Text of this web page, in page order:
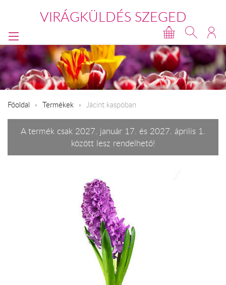
VIRÁGKÜLDÉS SZEGED
Főoldal Termékek Jácint kaspóban
A termék csak 2027. január 17. és 2027. április 1.
között lesz rendelhető!